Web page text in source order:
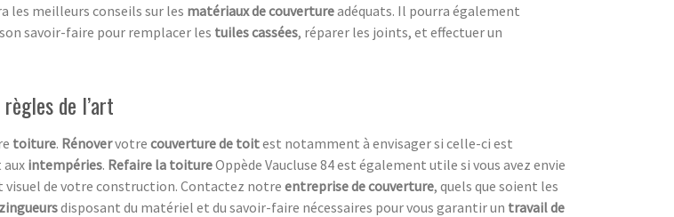
les meilleurs conseils sur les matériaux de couvertureadéquats. Il pourra également
savoir-faire pour remplacer les tuiles cassées, réparer les joints, et effectuer un
de l’art
toiture. Rénovervotre couverture de toitest notamment à envisager si celle-ci est
aux intempéries. Refaire la toitureOppède Vaucluse 84 est également utile si vous avez envie
visuel de votre construction. Contactez notreentreprise de couverture, quels que soient les
disposant du matériel et du savoir-faire nécessaires pour vous garantir un travail de